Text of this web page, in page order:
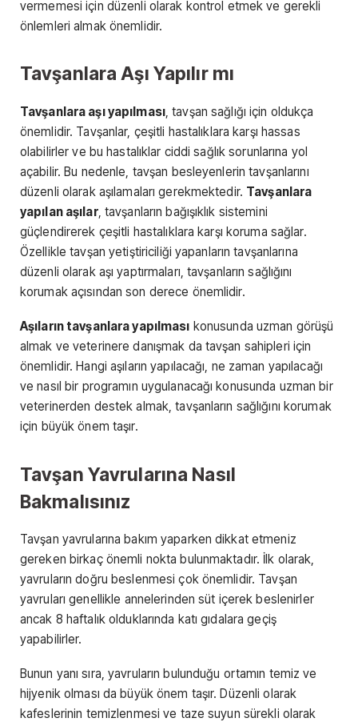
vermemesi için düzenli olarak kontrol etmek ve gerekli
önlemleri almak önemlidir.
Tavşanlara Aşı Yapılır mı
Tavşanlara aşı yapılması, tavşan sağlığı için oldukça
önemlidir. Tavşanlar, çeşitli hastalıklara karşı hassas
olabilirler ve bu hastalıklar ciddi sağlık sorunlarına yol
açabilir. Bu nedenle, tavşan besleyenlerin tavşanlarını
düzenli olarak aşılamaları gerekmektedir. Tavşanlara
yapılan aşılar, tavşanların bağışıklık sistemini
güçlendirerek çeşitli hastalıklara karşı koruma sağlar.
Özellikle tavşan yetiştiriciliği yapanların tavşanlarına
düzenli olarak aşı yaptırmaları, tavşanların sağlığını
korumak açısından son derece önemlidir.
Aşıların tavşanlara yapılması konusunda uzman görüşü
almak ve veterinere danışmak da tavşan sahipleri için
önemlidir. Hangi aşıların yapılacağı, ne zaman yapılacağı
ve nasıl bir programın uygulanacağı konusunda uzman bir
veterinerden destek almak, tavşanların sağlığını korumak
için büyük önem taşır.
Tavşan Yavrularına Nasıl
Bakmalısınız
Tavşan yavrularına bakım yaparken dikkat etmeniz
gereken birkaç önemli nokta bulunmaktadır. İlk olarak,
yavruların doğru beslenmesi çok önemlidir. Tavşan
yavruları genellikle annelerinden süt içerek beslenirler
ancak 8 haftalık olduklarında katı gıdalara geçiş
yapabilirler.
Bunun yanı sıra, yavruların bulunduğu ortamın temiz ve
hijyenik olması da büyük önem taşır. Düzenli olarak
kafeslerinin temizlenmesi ve taze suyun sürekli olarak